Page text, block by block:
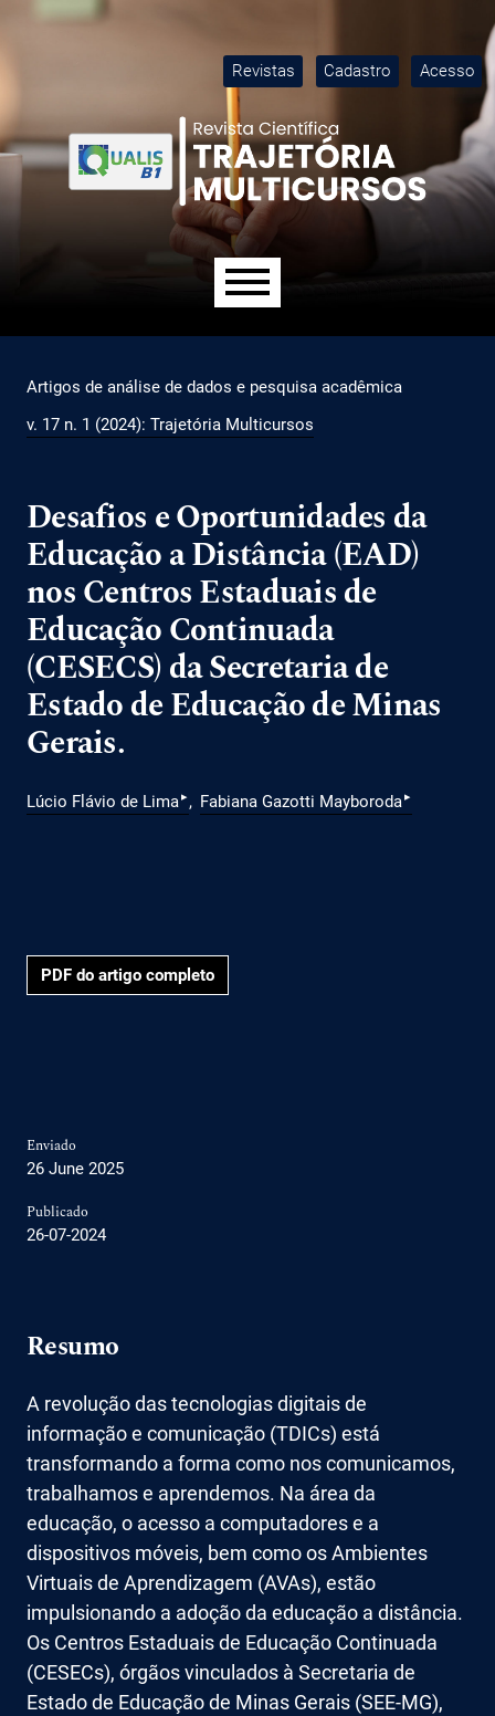
Ir para o menu de navegação principal
Ir para o conteúdo principal
Ir para o rodapé
Revistas Cadastro Acesso
Artigos de análise de dados e pesquisa acadêmica
v. 17 n. 1 (2024): Trajetória Multicursos
Desafios e Oportunidades da
Educação a Distância (EAD)
nos Centros Estaduais de
Educação Continuada
(CESECS) da Secretaria de
Estado de Educação de Minas
Gerais.
Lúcio Flávio de Lima ▸ Fabiana Gazotti Mayboroda ▸
PDF do artigo completo
Enviado
26 June 2025
Publicado
26-07-2024
Resumo
A revolução das tecnologias digitais de
informação e comunicação (TDICs) está
transformando a forma como nos comunicamos,
trabalhamos e aprendemos. Na área da
educação, o acesso a computadores e a
dispositivos móveis, bem como os Ambientes
Virtuais de Aprendizagem (AVAs), estão
impulsionando a adoção da educação a distância.
Os Centros Estaduais de Educação Continuada
(CESECs), órgãos vinculados à Secretaria de
Estado de Educação de Minas Gerais (SEE-MG),